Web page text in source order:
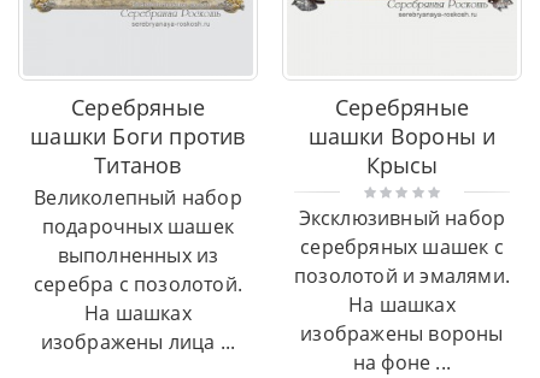
Серебряные
шашки Боги против
Титанов
Великолепный набор
подарочных шашек
выполненных из
серебра с позолотой.
На шашках
изображены лица ...
Серебряные
шашки Вороны и
Крысы
Эксклюзивный набор
серебряных шашек с
позолотой и эмалями.
На шашках
изображены вороны
на фоне ...